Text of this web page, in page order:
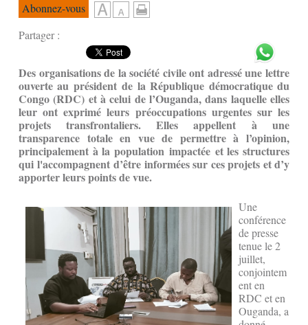
Abonnez-vous
Partager :
Des organisations de la société civile ont adressé une lettre
ouverte au président de la République démocratique du
Congo (RDC) et à celui de l’Ouganda, dans laquelle elles
leur ont exprimé leurs préoccupations urgentes sur les
projets transfrontaliers. Elles appellent à une
transparence totale en vue de permettre à l’opinion,
principalement à la population impactée et les structures
qui l'accompagnent d’être informées sur ces projets et d’y
apporter leurs points de vue.
Une
conférence
de presse
tenue le 2
juillet,
conjointem
ent en
RDC et en
Ouganda, a